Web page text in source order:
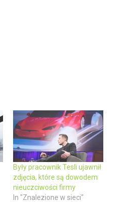
Były pracownik Tesli ujawnił
zdjęcia, które są dowodem
nieuczciwości firmy
In "Znalezione w sieci"